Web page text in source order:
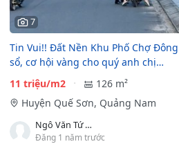
7
Tin Vui!! Đất Nền Khu Phố Chợ
sổ, cơ hội vàng cho quý anh chị…
11 triệu/m2
126 m²
Huyện Quế Sơn, Quảng Nam
Ngô Văn Tứ Hiền
Đăng 1 năm trước